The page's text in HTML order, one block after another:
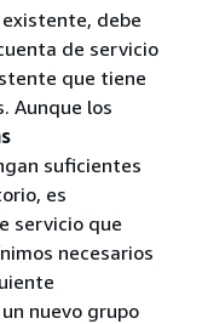
debe
de servicio
que tiene
Aunque los
suficientes
es
servicio que
necesarios
nuevo grupo